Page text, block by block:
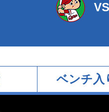
VS
ベンチ入